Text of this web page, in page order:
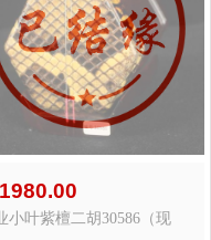
1980.00
小叶紫檀二胡30586（现